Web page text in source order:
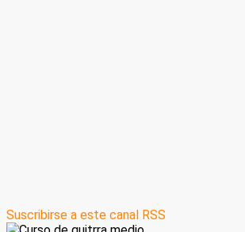
Suscribirse a este canal RSS